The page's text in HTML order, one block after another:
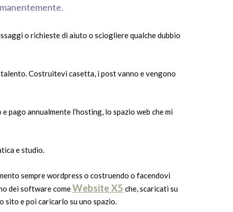
o richieste di aiuto o sciogliere qualche dubbio
Costruitevi casetta, i post vanno e vengono
annualmente l’hosting, lo spazio web che mi
e studio.
sempre wordpress o costruendo o facendovi
dei software comeWebsite X5 che, scaricati su
sito e poi caricarlo su uno spazio.